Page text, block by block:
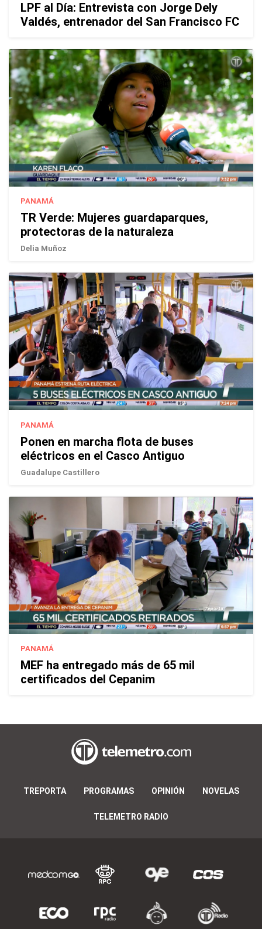
LPF al Día: Entrevista con Jorge Dely
Valdés, entrenador del San Francisco FC
PANAMÁ
TR Verde: Mujeres guardaparques,
protectoras de la naturaleza
Delia Muñoz
PANAMÁ
Ponen en marcha flota de buses
eléctricos en el Casco Antiguo
Guadalupe Castillero
PANAMÁ
MEF ha entregado más de 65 mil
certificados del Cepanim
TREPORTA PROGRAMAS OPINIÓN NOVELAS
TELEMETRO RADIO